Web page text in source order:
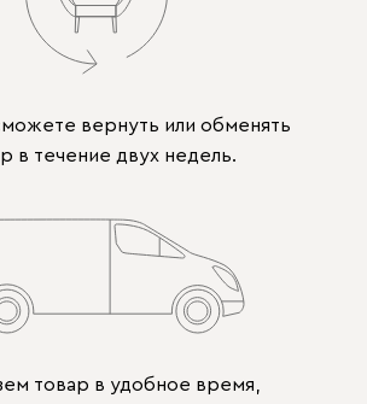
вернуть или обменять
в течение двух недель.
товар в удобное время,